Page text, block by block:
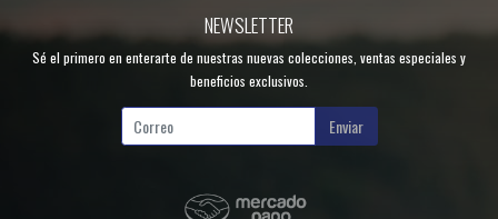
NEWSLETTER
Sé el primero en enterarte de nuestras nuevas colecciones, ventas especiales y
beneficios exclusivos.
Enviar